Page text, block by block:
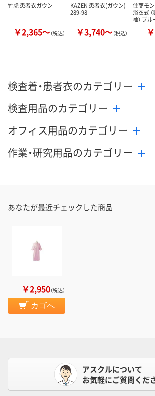
竹虎 患者衣ガウン
￥2,365～（税込）
KAZEN 患者衣(ガウン)
289-98
￥3,740～（税込）
住商モ
浴衣式
袖） ブ
検査着・患者衣のカテゴリー
検査用品のカテゴリー
オフィス用品のカテゴリー
作業・研究用品のカテゴリー
あなたが最近チェックした商品
￥2,950（税込）
カゴへ
アスクルについて
お気軽にご質問くだ